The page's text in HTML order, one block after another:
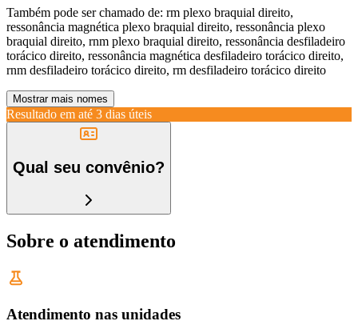
Também pode ser chamado de: rm plexo braquial direito,
ressonância magnética plexo braquial direito, ressonância plexo
braquial direito, rnm plexo braquial direito, ressonância desfiladeiro
torácico direito, ressonância magnética desfiladeiro torácico direito,
rnm desfiladeiro torácico direito, rm desfiladeiro torácico direito
Mostrar mais nomes
Resultado em até 3 dias úteis
Qual seu convênio?
Sobre o atendimento
Atendimento nas unidades